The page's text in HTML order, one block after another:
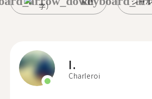
字）
I.
Charleroi